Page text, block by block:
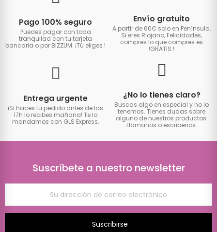
Pago 100% seguro
Puedes pagar con toda
tranquilad con tu tarjeta
bancaria o por BIZZUM. ¡Tú eliges !
Envío gratuito
A partir de 60€ solo en Península.
Si eres Riojano, Felicidades,
compres lo que compres es
!GRATIS !
Entrega urgente
iSi haces tu pedido antes de las
17h lo recibes mañana! Te lo
mandamos con GLS Express.
¿No lo tienes claro?
Buscas algo en especial y no lo
tenemos. Tienes dudas sobre
alguno de nuestros productos.
Llamanos o escribenos.
Suscríbete a nuestro newsletter
Suscribirse